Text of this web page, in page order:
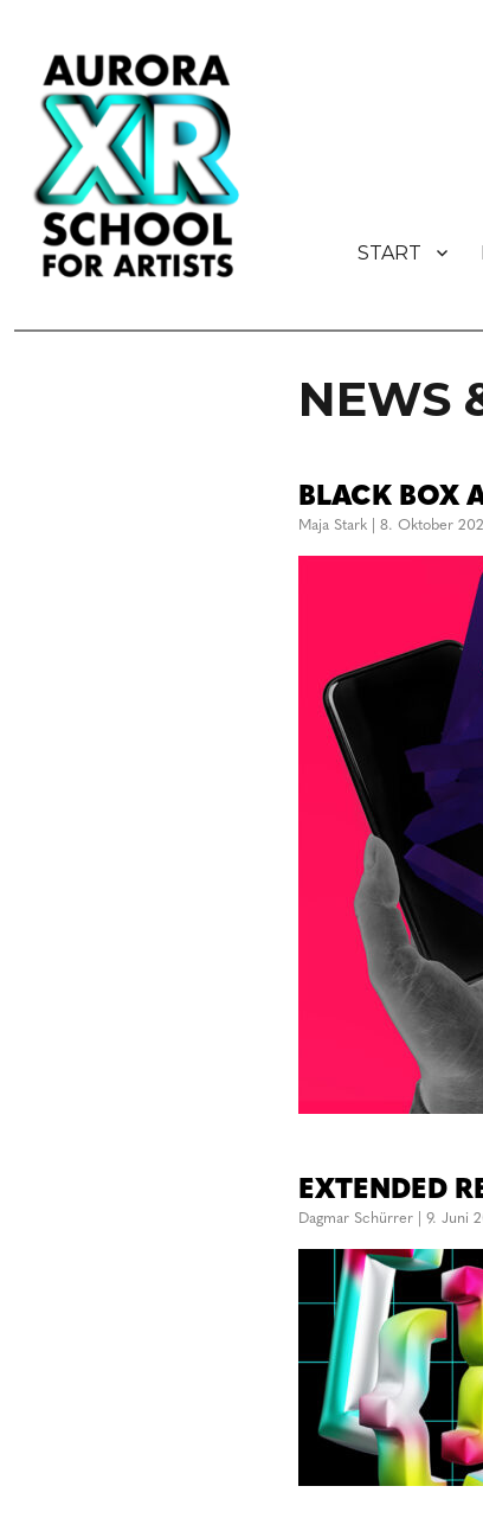
AURORA XR School for
START
NEWS
BLACK BOX
Maja Stark | 8. Oktober
EXTENDED
Dagmar Schürrer | 9. Juni